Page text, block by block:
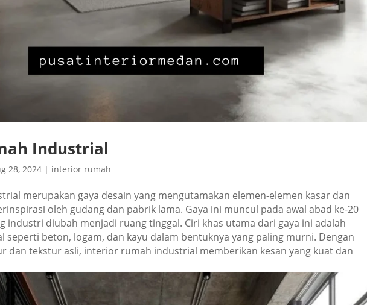
Industrial
28, 2024 | interior rumah
merupakan gaya desain yang mengutamakan elemen-elemen kasar dan
oleh gudang dan pabrik lama. Gaya ini muncul pada awal abad ke-20
industri diubah menjadi ruang tinggal. Ciri khas utama dari gaya ini adalah
seperti beton, logam, dan kayu dalam bentuknya yang paling murni. Dengan
dan tekstur asli, interior rumah industrial memberikan kesan yang kuat dan